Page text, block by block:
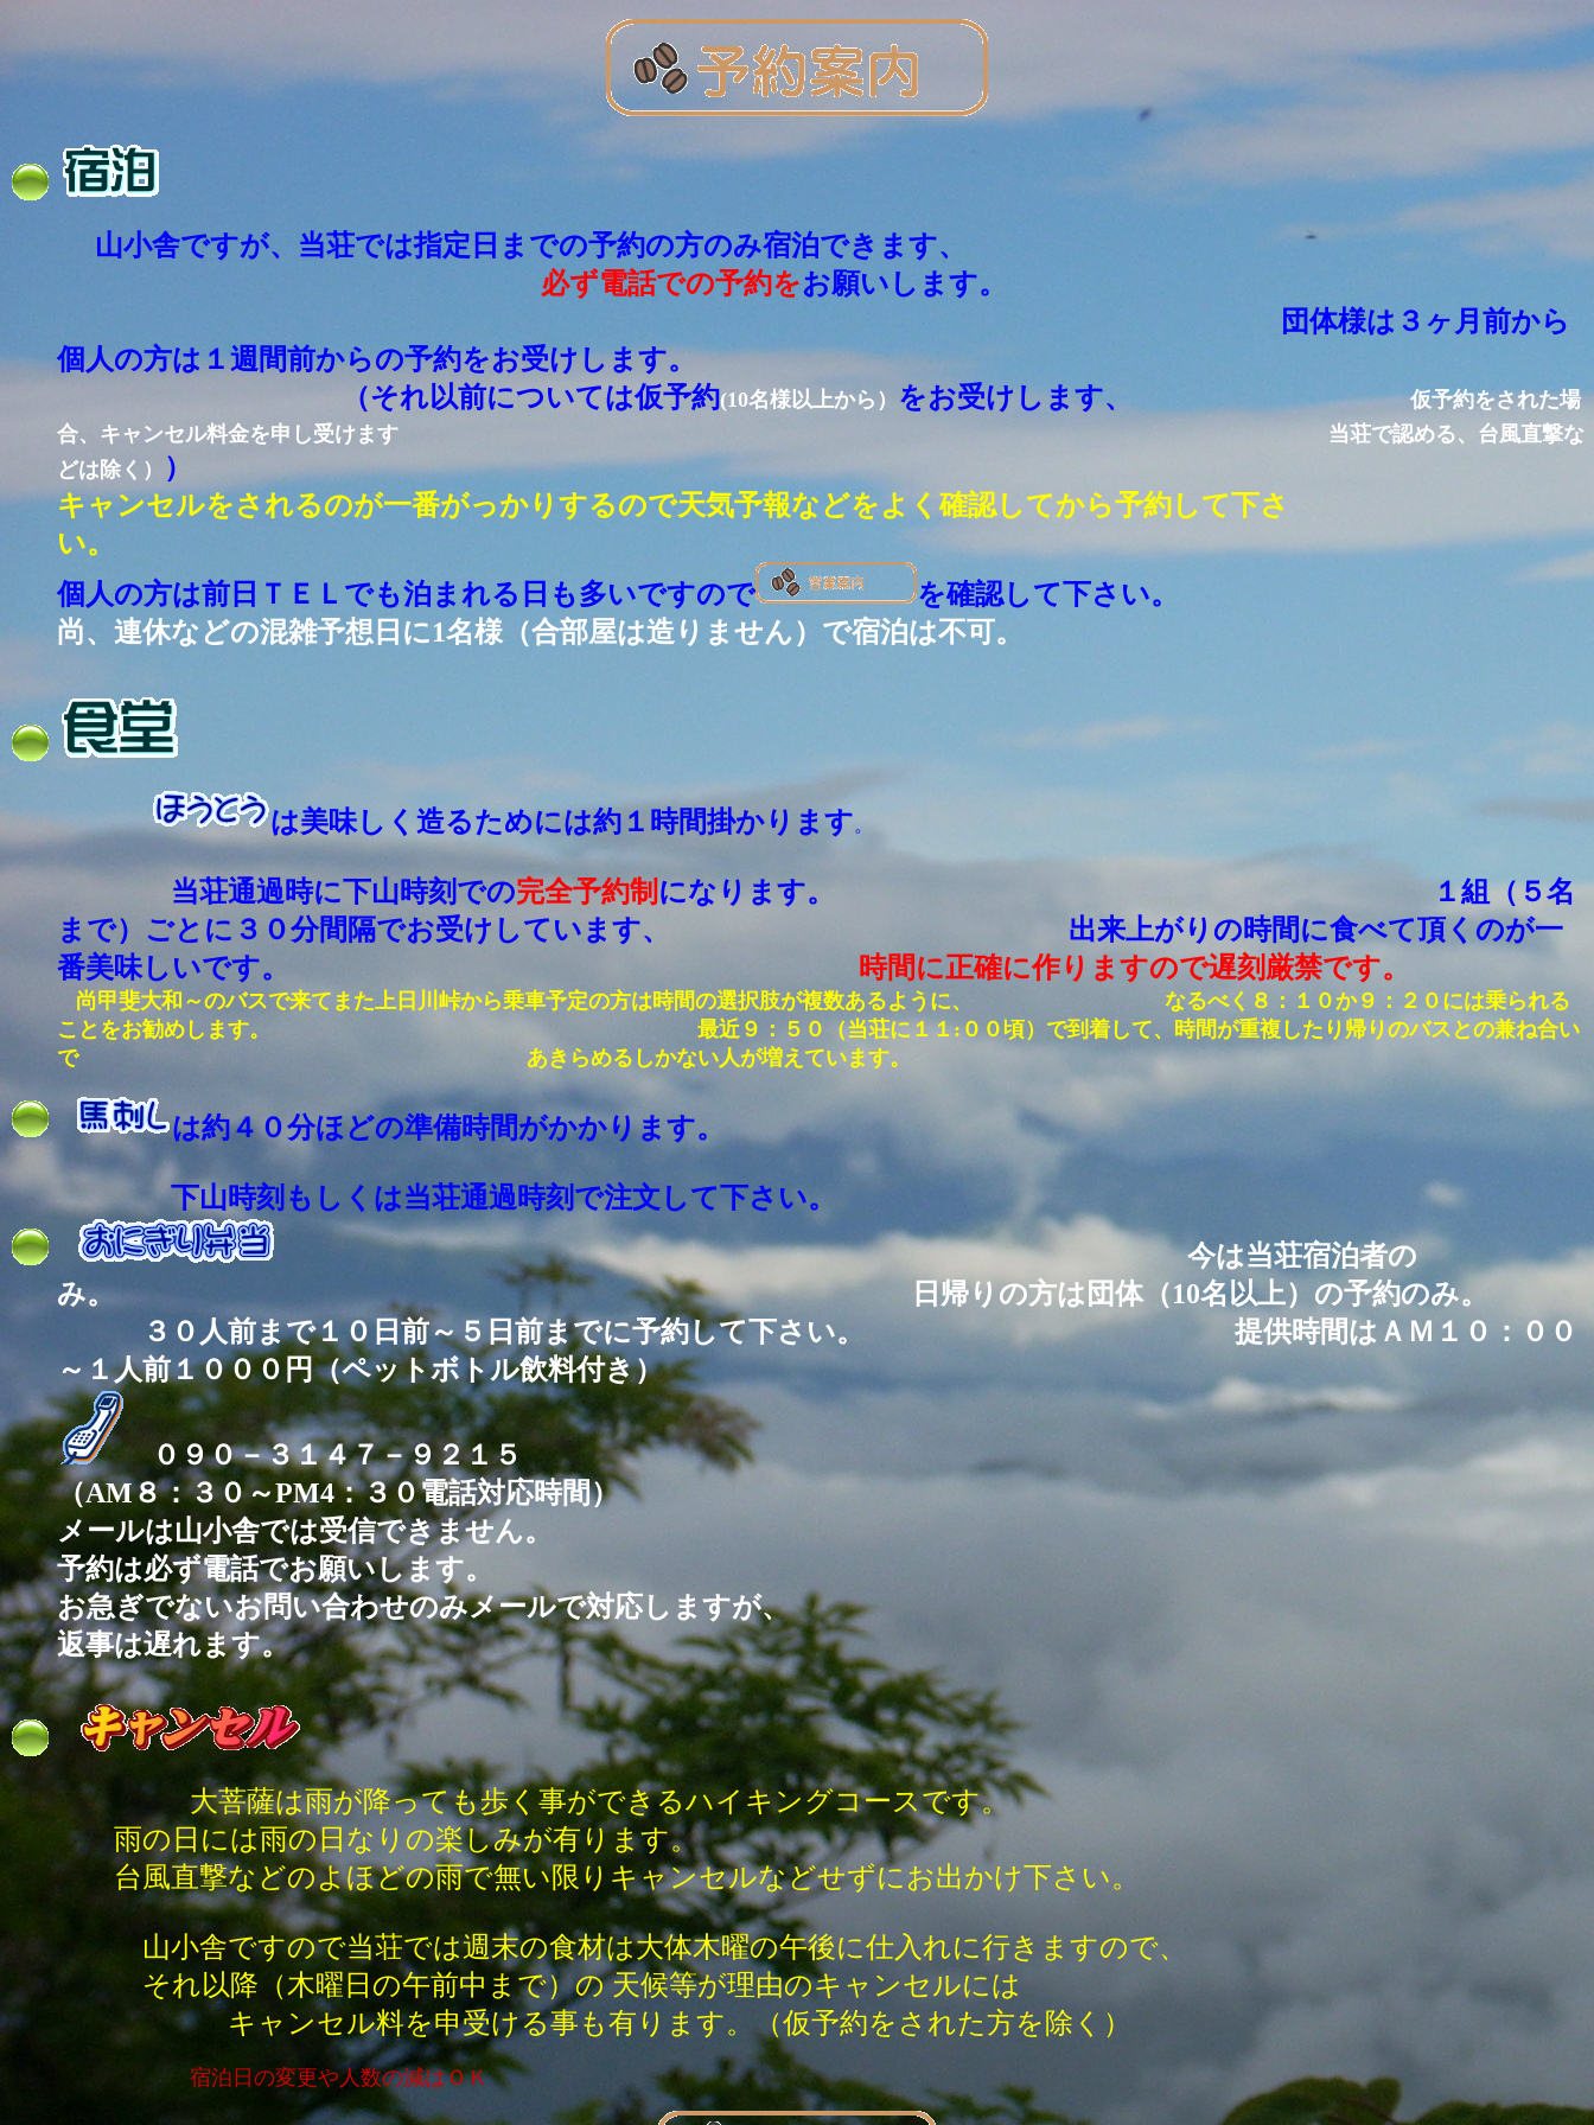
山小舎ですが、当荘では指定日までの予約の方のみ宿泊できます、
必ず電話での予約をお願いします。
団体様は３ヶ月前から
個人の方は１週間前からの予約をお受けします。
（それ以前については仮予約(10名様以上から） をお受けします、
仮予約をされた場
合、キャンセル料金を申し受けます
当荘で認める、台風直撃な
どは除く）
）
キャンセルをされるのが一番がっかりするので天気予報などをよく確認してから予約して下さ
い。
個人の方は前日ＴＥＬでも泊まれる日も多いですので
を確認して下さい。
尚、連休などの混雑予想日に1名様（合部屋は造りません）で宿泊は不可。
は美味しく造るためには約１時間掛かります。
当荘通過時に下山時刻での完全予約制 になります。 １組（５名
まで）ごとに３０分間隔でお受けしています、 出来上がりの時間に食べて頂くのが一
番美味しいです。
時間に正確に作りますので遅刻厳禁です。
尚甲斐大和～のバスで来てまた上日川峠から乗車予定の方は時間の選択肢が複数あるように、 なるべく８：１０か９：２０には乗られる
ことをお勧めします。 最近９：５０（当荘に１１:００頃）で到着して、時間が重複したり帰りのバスとの兼ね合い
で あきらめるしかない人が増えています。
は約４０分ほどの準備時間がかかります。
下山時刻もしくは当荘通過時刻で注文して下さい。
今は当荘宿泊者の
み。
日帰りの方は団体（10名以上）の予約のみ。
３０人前まで１０日前～５日前までに予約して下さい。 提供時間はＡＭ１０：００
～１人前１０００円（ペットボトル飲料付き）
０９０－３１４７－９２１５
（AM８：３０～PM4：３０電話対応時間）
メールは山小舎では受信できません。
予約は必ず電話でお願いします。
お急ぎでないお問い合わせのみメールで対応しますが、
返事は遅れます。
大菩薩は雨が降っても歩く事ができるハイキングコースです。
雨の日には雨の日なりの楽しみが有ります。
台風直撃などのよほどの雨で無い限りキャンセルなどせずにお出かけ下さい。
山小舎ですので当荘では週末の食材は大体木曜の午後に仕入れに行きますので、
それ以降（木曜日の午前中まで）の 天候等が理由のキャンセルには
キャンセル料を申受ける事も有ります。（仮予約をされた方を除く）
宿泊日の変更や人数の減はＯＫ